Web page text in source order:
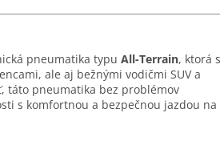
pneumatika typu All-Terrain, ktorá
ale aj bežnými vodičmi SUV a
táto pneumatika bez problémov
s komfortnou a bezpečnou jazdou na